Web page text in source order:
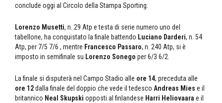
conclude oggi al Circolo della Stampa Sporting.
Lorenzo Musetti, n. 29 Atp e testa di serie numero uno del
tabellone, ha conquistato la finale battendo Luciano Darderi, n. 54
Atp, per 7/5 7/6 , mentre Francesco Passaro, n. 240 Atp, si è
imposto in semifinale su Lorenzo Sonego per 6/3 6/2.
La finale si disputerà nel Campo Stadio alle ore 14, preceduta alle
ore 12dalla finale del doppio che vede il tedesco Andreas Mies e il
britannico Neal Skupski opposti al finlandese Harri Heliovaara e il